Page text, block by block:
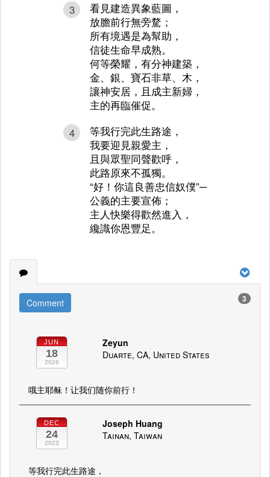
3
看見建造異象藍圖，
放膽前行無旁騖；
所有境遇是為幫助，
信徒生命早成熟。
何等榮耀，有分神建築，
金、銀、寶石非草、木，
讓神安居，且成主新婦，
主的再臨催促。
4
等我行完此生路途，
我要迎見親愛主，
且與眾聖同聲歡呼，
此路原來不孤獨。
“好！你這良善忠信奴僕”─
公義的主要宣佈；
主人快樂得歡然進入，
纔識你恩豐足。
Comment 3
JUN
18
2026
Zeyun
Duarte, CA, United States
哦主耶稣！让我们随你前行！
DEC
24
2023
Joseph Huang
Tainan, Taiwan
等我行完此生路途，